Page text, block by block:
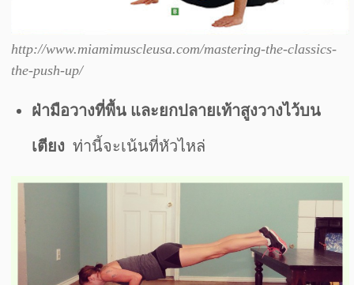
http://www.miamimuscleusa.com/mastering-the-classics-
the-push-up/
ฝ่ามือวางที่พื้น และยกปลายเท้าสูงวางไว้บน
เตียง ท่านี้จะเน้นที่หัวไหล่